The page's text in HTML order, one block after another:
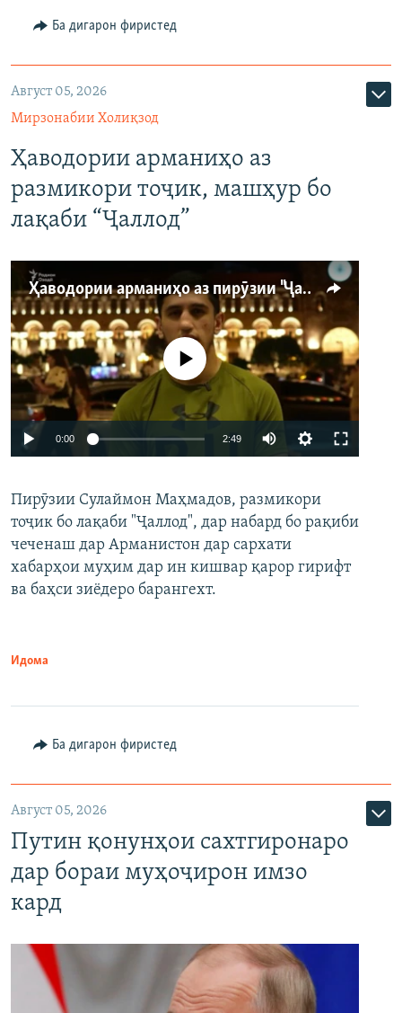
Ба дигарон фиристед
Август 05, 2026
Мирзонабии Холиқзод
Ҳаводории арманиҳо аз
размикори тоҷик, машҳур бо
лақаби “Ҷаллод”
Ҳаводории арманиҳо аз пирӯзии "Ҷаллод"-и тоҷик
Auto 240p 360p 480p
720p 1080p
Феълан кор намекунад
0:00 2:49
360p
480p
Пирӯзии Сулаймон Маҳмадов, размикори
тоҷик бо лақаби "Ҷаллод", дар набард бо рақиби
чеченаш дар Арманистон дар сархати
хабарҳои муҳим дар ин кишвар қарор гирифт
ва баҳси зиёдеро барангехт.
Идома
Ба дигарон фиристед
Август 05, 2026
Путин қонунҳои сахтгиронаро
дар бораи муҳоҷирон имзо
кард